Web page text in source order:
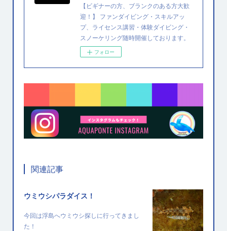
【ビギナーの方、ブランクのある方大歓
迎！】 ファンダイビング・スキルアッ
プ、ライセンス講習・体験ダイビング・
スノーケリング随時開催しております。
フォロー
関連記事
ウミウシパラダイス！
今回は浮島へウミウシ探しに行ってきまし
た！